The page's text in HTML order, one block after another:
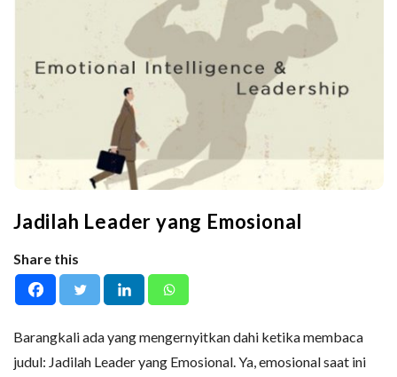
Jadilah Leader yang Emosional
Share this
Barangkali ada yang mengernyitkan dahi ketika membaca
judul: Jadilah Leader yang Emosional. Ya, emosional saat ini